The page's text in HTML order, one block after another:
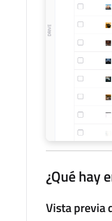
¿Qué hay
Vista previa